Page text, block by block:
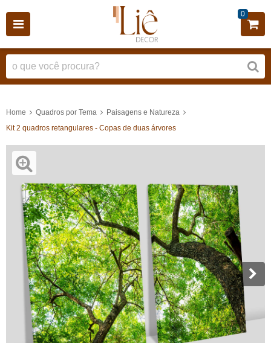
0
Home Quadros por Tema
Paisagens e Natureza
Kit 2 quadros retangulares - Copas de duas árvores